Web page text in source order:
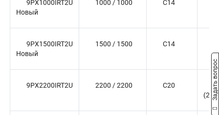
9PX1000IRT2U
Новый
1000 / 1000 C14
9PX1500IRT2U
Новый
1500 / 1500 C14
9PX2200IRT2U 2200 / 2200 C20
(2) Задать вопрос